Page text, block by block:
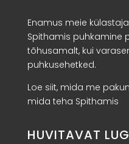
Enamus meie
Spithamis puhkamine
tõhusamalt, kui
puhkusehetked.
Loe siit, mida me
mida teha Spithamis
HUVITAVAT